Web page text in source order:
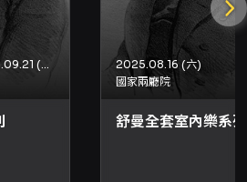
音樂專輯》、《最佳專輯製作
奏獎》、《最佳錄音獎》等獎
最佳演奏獎》殊榮，成績斐
2025.09.21 (日) - 2025.09.21 (日)
2025.08.16 (六)
國家兩廳院
舒曼全套室內樂系列